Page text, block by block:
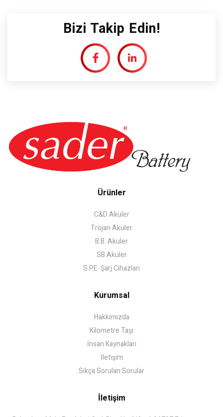
Bizi Takip Edin!
Ürünler
C&D Aküler
Trojan Aküler
B.B. Aküler
SB Aküler
S.P.E. Şarj Cihazları
Kurumsal
Hakkımızda
Kilometre Taşı
İnsan Kaynakları
İletişim
Sıkça Sorulan Sorular
İletişim